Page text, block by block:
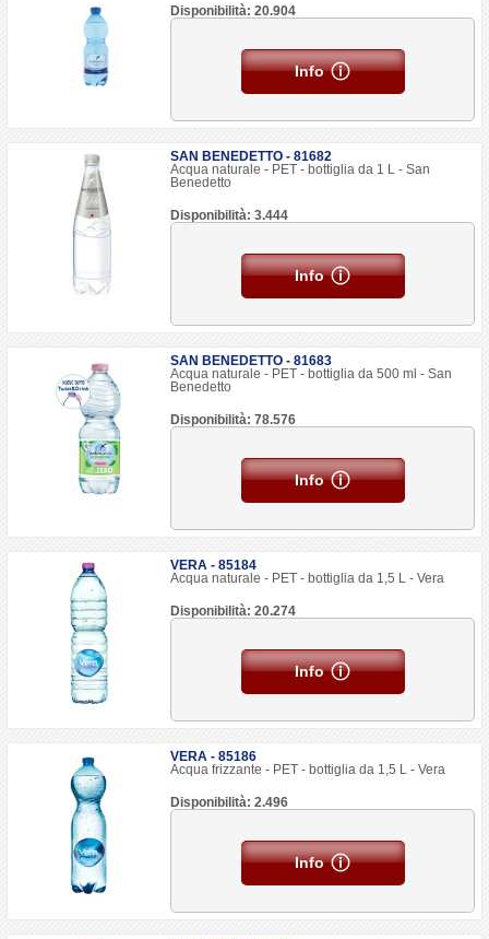
Disponibilità: 20.904
Info
SAN BENEDETTO - 81682
Acqua naturale - PET - bottiglia da 1 L - San
Benedetto
Disponibilità: 3.444
Info
SAN BENEDETTO - 81683
Acqua naturale - PET - bottiglia da 500 ml - San
Benedetto
Disponibilità: 78.576
Info
VERA - 85184
Acqua naturale - PET - bottiglia da 1,5 L - Vera
Disponibilità: 20.274
Info
VERA - 85186
Acqua frizzante - PET - bottiglia da 1,5 L - Vera
Disponibilità: 2.496
Info